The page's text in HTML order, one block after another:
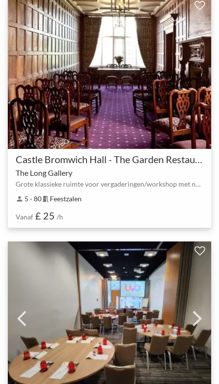
The Long Gallery
Grote klassieke ruimte voor vergaderingen/workshop met natuurlijk daglicht
person 5 - 80meeting_room Feestzalen
Vanaf £ 25 /h